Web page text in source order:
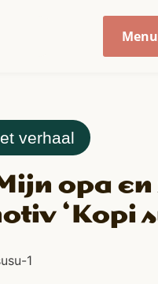
Menu
verhaal
opa
‘Kopi